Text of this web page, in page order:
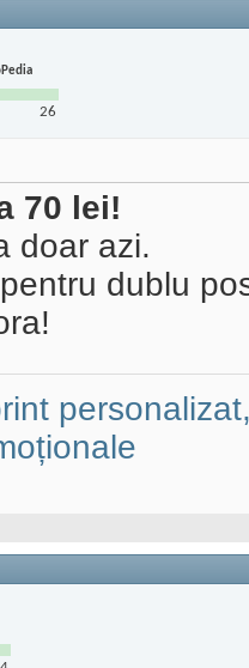
26
70 lei!
doar azi.
dublu